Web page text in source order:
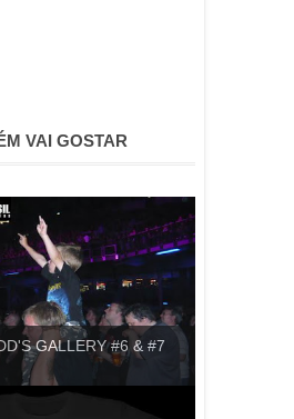
VAI GOSTAR
GALLERY #6 & #7